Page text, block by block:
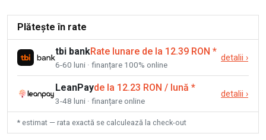
Plătește în rate
tbi bankRate lunare de la 12.39 RON *
6-60 luni · finanțare 100% online
detalii ›
LeanPayde la 12.23 RON / lună *
3-48 luni · finanțare online
detalii ›
* estimat — rata exactă se calculează la check-out